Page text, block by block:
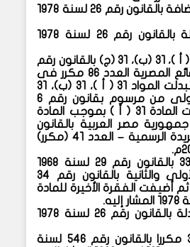
٢٥) المادة ٢٨ مكررا مضافة بالقانون رقم ٢٦ لسنة ١٩٧٨
٢٦) مادة ٣٠ مستبدلة بالقانون رقم ٢٦ لسنة ١٩٧٨
٢٧) أضيفت المواد ٣١ ( أ )، ٣١ (ب)، ٣١ (ج) بالقانون رقم
٥٤٦ لسنة ١٩٥٤ – الوقائع المصرية العدد ٨٦ مكرر فى
٣١ / ١٠ / ١٩٥٤، ثم استبدلت المواد ٣١ ( أ )، ٣١ (ب)، ٣١
(ج) بموجب المادة الأولى من مرسوم بقانون رقم ٦
لسنة ٢٠١٢، ثم استبدلت المادة ٣١ ( أ ) بموجب المادة
مصر العربية بالقانون
رقم ٩٠ لسنة ٢٠١٢ الجريدة الرسمية – العدد ٤١ (مكرر)
٢٨) استبدلت المادة ٣٣ بالقانون رقم ٢٩ لسنة ١٩٦٨
واستبدلت الفقرتان الأولى والثانية بالقانون رقم ٣٤
إليه ثم أضيفت الفقرة الأخيرة للمادة
٢٩) المادة ٣٤ مستبدلة بالقانون رقم ٢٦ لسنة ١٩٧٨
٣٠) أضيفت المادة ٣٥ مكررا بالقانون رقم ٥٤٦ لسنة